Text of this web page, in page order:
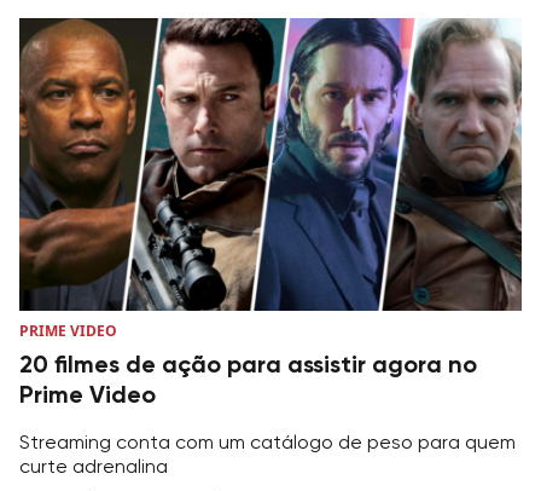
PRIME VIDEO
20 filmes de ação para assistir agora no
Prime Video
Streaming conta com um catálogo de peso para quem
curte adrenalina